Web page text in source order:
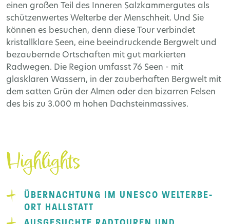
einen großen Teil des Inneren Salzkammergutes als
schützenwertes Welterbe der Menschheit. Und Sie
können es besuchen, denn diese Tour verbindet
kristallklare Seen, eine beeindruckende Bergwelt und
bezaubernde Ortschaften mit gut markierten
Radwegen. Die Region umfasst 76 Seen - mit
glasklaren Wassern, in der zauberhaften Bergwelt mit
dem satten Grün der Almen oder den bizarren Felsen
des bis zu 3.000 m hohen Dachsteinmassives.
Highlights
ÜBERNACHTUNG IM UNESCO WELTERBE-
ORT HALLSTATT